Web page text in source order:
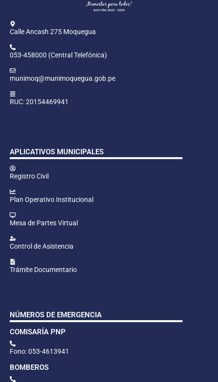
Calle Ancash 275 Moquegua
053-458000 (Central Telefónica)
munimoq@munimoquegua.gob.pe
RUC: 20154469941
APLICATIVOS MUNICIPALES
Registro Civil
Plan Operativo Institucional
Mesa de Partes Virtual
Control de Asistencia
Trámite Documentario
NÚMEROS DE EMERGENCIA
COMISARÍA PNP
Fono: 053-4613941
BOMBEROS